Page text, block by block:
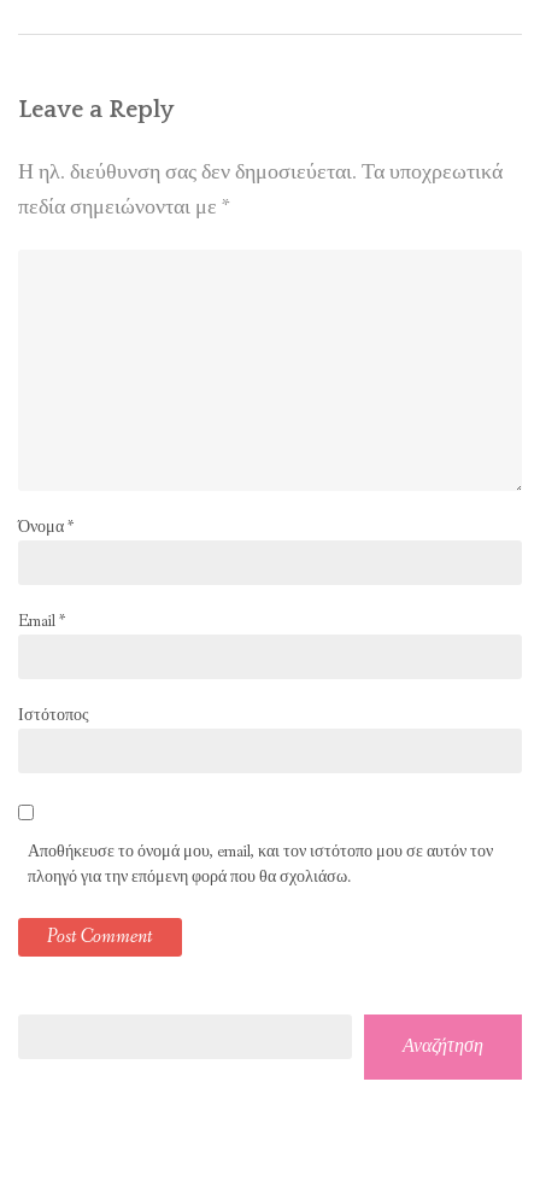
Leave a Reply
Η ηλ. διεύθυνση σας δεν δημοσιεύεται. Τα υποχρεωτικά
πεδία σημειώνονται με *
Όνομα*
Email*
Ιστότοπος
Αποθήκευσε το όνομά μου, email, και τον ιστότοπο μου σε αυτόν τον
πλοηγό για την επόμενη φορά που θα σχολιάσω.
Αναζήτηση